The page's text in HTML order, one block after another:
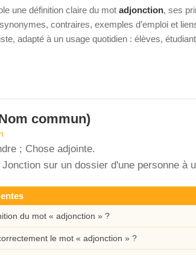
une définition claire du mot adjonction, ses
contraires, exemples d’emploi et
adapté à un usage quotidien : élèves,
commun)
; Chose adjointe.
sur un dossier d'une personne à
du mot « adjonction » ?
le mot « adjonction » ?